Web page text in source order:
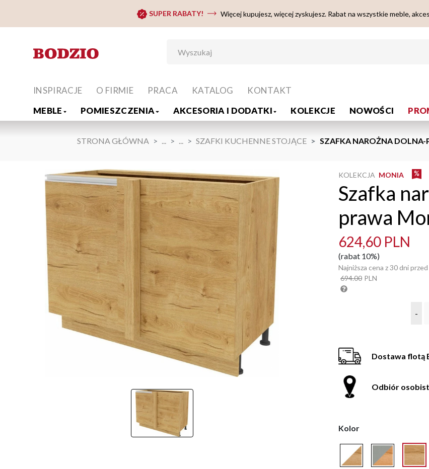
SUPER RABATY! Więcej kupujesz, więcej zyskujesz. Rabat na wszystkie meble,
MEBLE POMIESZCZENIA AKCESORIA I DODATKI KOLEKCJE NOWOŚCI
INSPIRACJE O FIRMIE PRACA KATALOG KONTAKT
STRONA GŁÓWNA ... ... SZAFKI KUCHENNE STOJĄCE SZAFKA NAROŻNA DOLNA-
KOLEKCJA MONIA
Szafka
prawa
624,60 PLN
(rabat 10%)
Najniższa cena z 30 dni
694.00 PLN
-
Dostawa flotą
Odbiór
Kolor